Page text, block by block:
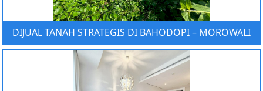
DIJUAL TANAH STRATEGIS DI BAHODOPI – MOROWALI